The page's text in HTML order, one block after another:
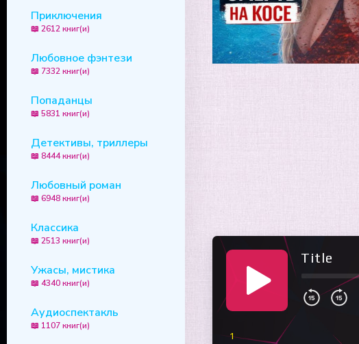
Приключения
📖 2612 книг(и)
Любовное фэнтези
📖 7332 книг(и)
Попаданцы
📖 5831 книг(и)
Детективы, триллеры
📖 8444 книг(и)
Любовный роман
📖 6948 книг(и)
Классика
📖 2513 книг(и)
Ужасы, мистика
📖 4340 книг(и)
Аудиоспектакль
📖 1107 книг(и)
Title
1